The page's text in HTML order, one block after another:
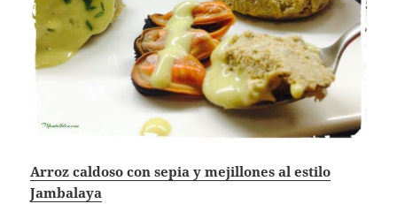
Arroz caldoso con sepia y mejillones al estilo
Jambalaya